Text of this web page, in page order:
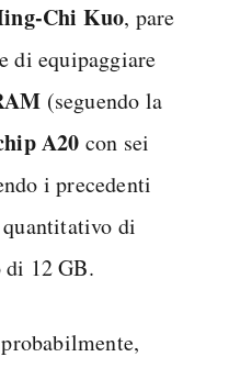
Chi Kuo, pare
di equipaggiare
(seguendo la
A20 con sei
i precedenti
di
di 12 GB.